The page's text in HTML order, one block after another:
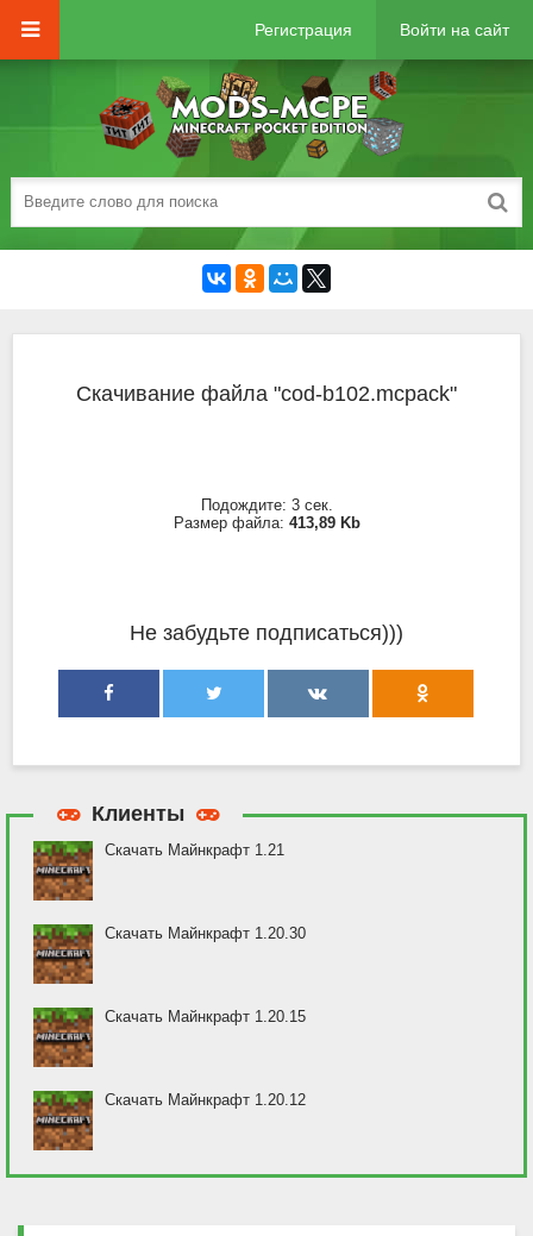
Регистрация Войти на сайт
Скачивание файла "cod-b102.mcpack"
Подождите: 2сек.
Размер файла: 413,89 Kb
Не забудьте подписаться)))
Клиенты
Скачать Майнкрафт 1.21
Скачать Майнкрафт 1.20.30
Скачать Майнкрафт 1.20.15
Скачать Майнкрафт 1.20.12